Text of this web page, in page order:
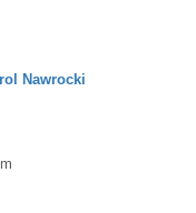
Nawrocki